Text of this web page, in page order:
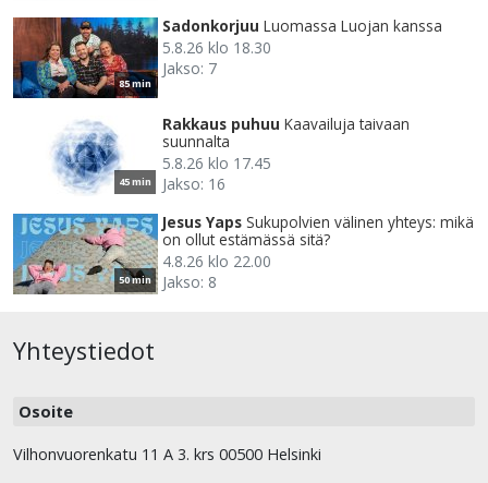
85 min
Sadonkorjuu Luomassa Luojan kanssa
5.8.26 klo 18.30
Jakso: 7
45 min
Rakkaus puhuu Kaavailuja taivaan
suunnalta
5.8.26 klo 17.45
Jakso: 16
50 min
Jesus Yaps Sukupolvien välinen yhteys: mikä
on ollut estämässä sitä?
4.8.26 klo 22.00
Jakso: 8
Yhteystiedot
Osoite
Vilhonvuorenkatu 11 A 3. krs 00500 Helsinki